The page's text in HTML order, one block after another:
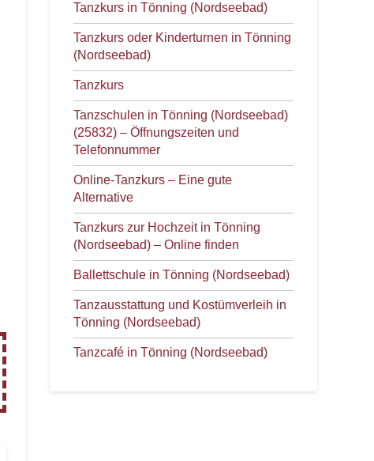
Tanzkurs in Tönning (Nordseebad)
Tanzkurs oder Kinderturnen in Tönning
(Nordseebad)
Tanzkurs
Tanzschulen in Tönning (Nordseebad)
(25832) – Öffnungszeiten und
Telefonnummer
Online-Tanzkurs – Eine gute
Alternative
Tanzkurs zur Hochzeit in Tönning
(Nordseebad) – Online finden
Ballettschule in Tönning (Nordseebad)
Tanzausstattung und Kostümverleih in
Tönning (Nordseebad)
Tanzcafé in Tönning (Nordseebad)